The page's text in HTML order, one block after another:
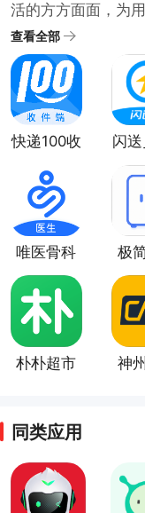
活的方方面面，为
随着科技的发展和
件也在不断推陈出
生活类软件比较实
家整理了很多日常
需要的用户可以下
查看全部
快递100收
闪
唯医骨科
app
极
朴朴超市
神
同类应用